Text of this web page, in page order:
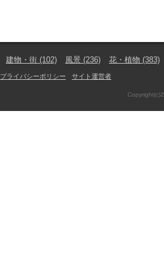
建物・街 (102) 風景 (236) 花・植物 (383)
プライバシーポリシー サイト運営者